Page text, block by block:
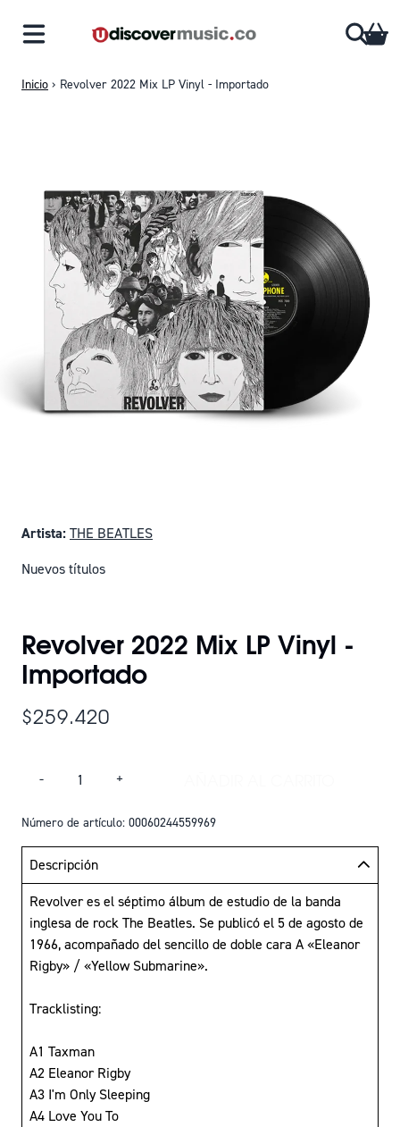
Inicio › Revolver 2022 Mix LP Vinyl - Importado
Artista:THE BEATLES
Nuevos títulos
Revolver 2022 Mix LP Vinyl -
Importado
$259.420
- +
Número de artículo: 00060244559969
Descripción
Revolver es el séptimo álbum de estudio de la banda
inglesa de rock The Beatles. Se publicó el 5 de agosto de
1966, acompañado del sencillo de doble cara A «Eleanor
Rigby» / «Yellow Submarine».
Tracklisting:
A1 Taxman
A2 Eleanor Rigby
A3 I'm Only Sleeping
A4 Love You To